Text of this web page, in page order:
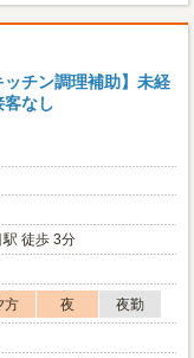
ッチン調理補助】未経
なし
徒歩 3分
方 夜
夜勤